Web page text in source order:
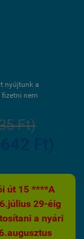
nyújtunk a
fizetni nem
Ft)
út 15 ****A
29-éig
a nyári